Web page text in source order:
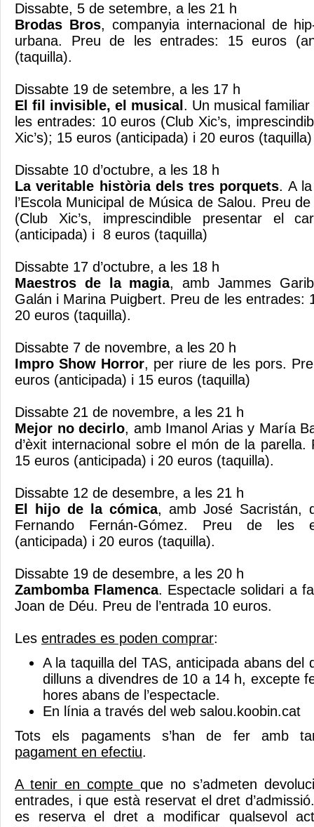
Dissabte, 5 de setembre, a les 21 h
Brodas Bros, companyia internacional de
urbana. Preu de les entrades: 15 euros
(taquilla).
Dissabte 19 de setembre, a les 17 h
El fil invisible, el musical . Un musical familiar
les entrades: 10 euros (Club Xic’s,
Xic’s); 15 euros (anticipada) i 20 euros (taquilla)
Dissabte 10 d’octubre, a les 18 h
La veritable història dels tres porquets. A
l’Escola Municipal de Música de Salou. Preu
(Club Xic’s, imprescindible presentar el
(anticipada) i 8 euros (taquilla)
Dissabte 17 d’octubre, a les 18 h
Maestros de la magia, amb Jammes
Galán i Marina Puigbert. Preu de les entrades:
20 euros (taquilla).
Dissabte 7 de novembre, a les 20 h
Impro Show Horror, per riure de les pors.
euros (anticipada) i 15 euros (taquilla)
Dissabte 21 de novembre, a les 21 h
Mejor no decirlo, amb Imanol Arias y María
d’èxit internacional sobre el món de la
15 euros (anticipada) i 20 euros (taquilla).
Dissabte 12 de desembre, a les 21 h
El hijo de la cómica, amb José Sacristán,
Fernando Fernán-Gómez. Preu de les
(anticipada) i 20 euros (taquilla).
Dissabte 19 de desembre, a les 20 h
Zambomba Flamenca. Espectacle solidari a
Joan de Déu. Preu de l’entrada 10 euros.
Les entrades es poden comprar:
A la taquilla del TAS, anticipada abans del
dilluns a divendres de 10 a 14 h, excepte
hores abans de l’espectacle.
En línia a través del web salou.koobin.cat
Tots els pagaments s’han de fer amb
pagament en efectiu.
A tenir en compte que no s’admeten
entrades, i que està reservat el dret
es reserva el dret a modificar qualsevol